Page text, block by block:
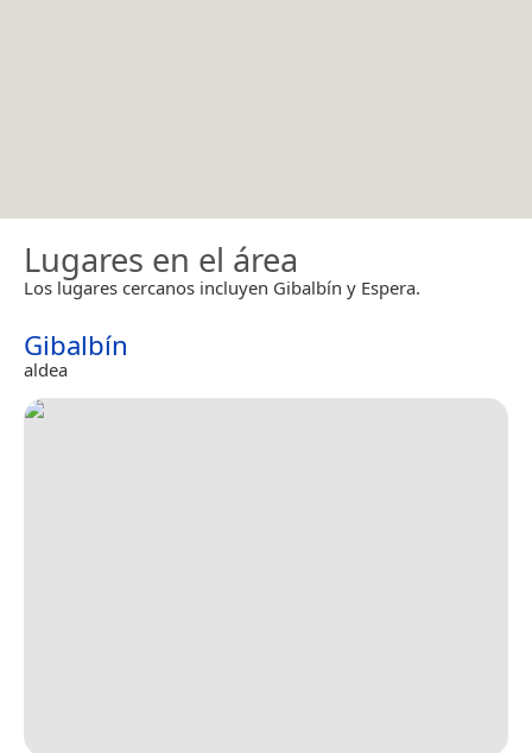
Lugares en el área
Los lugares cercanos incluyen Gibalbín y Espera.
Gibalbín
aldea